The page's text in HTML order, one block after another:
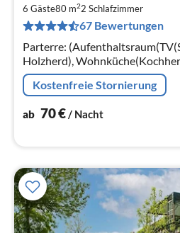
6 Gäste80 m22 Schlafzimmer
67 Bewertungen
Parterre:
Holzherd),
Mikrowelle, Spülmaschine,
Kostenfreie Stornierung
ab 70€/ Nacht